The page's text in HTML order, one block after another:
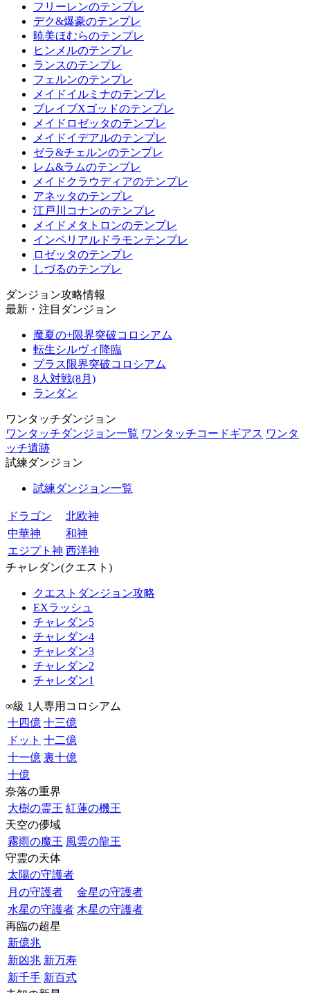
フリーレンのテンプレ
デク&爆豪のテンプレ
暁美ほむらのテンプレ
ヒンメルのテンプレ
ランスのテンプレ
フェルンのテンプレ
メイドイルミナのテンプレ
ブレイブXゴッドのテンプレ
メイドロゼッタのテンプレ
メイドイデアルのテンプレ
ゼラ&チェルンのテンプレ
レム&ラムのテンプレ
メイドクラウディアのテンプレ
アネッタのテンプレ
江戸川コナンのテンプレ
メイドメタトロンのテンプレ
インペリアルドラモンテンプレ
ロゼッタのテンプレ
しづるのテンプレ
ダンジョン攻略情報
最新・注目ダンジョン
魔夏の+限界突破コロシアム
転生シルヴィ降臨
プラス限界突破コロシアム
8人対戦(8月)
ランダン
ワンタッチダンジョン
ワンタッチダンジョン一覧 ワンタッチコードギアス ワンタ
ッチ遺跡
試練ダンジョン
試練ダンジョン一覧
ドラゴン
北欧神
中華神
和神
エジプト神 西洋神
チャレダン(クエスト)
クエストダンジョン攻略
EXラッシュ
チャレダン5
チャレダン4
チャレダン3
チャレダン2
チャレダン1
∞級 1人専用コロシアム
十四億 十三億
ドット 十二億
十一億 裏十億
十億
奈落の重界
大樹の霊王 紅蓮の機王
天空の儚域
霧雨の魔王 風雲の龍王
守霊の天体
太陽の守護者
月の守護者
金星の守護者
水星の守護者 木星の守護者
再臨の超星
新億兆
新凶兆 新万寿
新千手 新百式